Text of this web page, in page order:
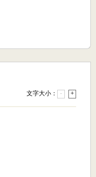
文字大小： - +